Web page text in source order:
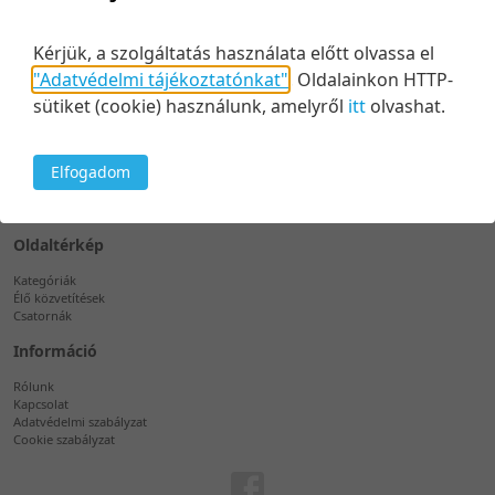
Támogatás
+36 1 889 7603
E-mail
Oldaltérkép
Kategóriák
Élő közvetítések
Csatornák
Információ
Rólunk
Kapcsolat
Adatvédelmi szabályzat
Cookie szabályzat
Kérjük, a szolgáltatás használata előtt olvassa el
"Adatvédelmi tájékoztatónkat" Oldalainkon HTTP-
sütiket (cookie) használunk, amelyről itt olvashat.
Elfogadom